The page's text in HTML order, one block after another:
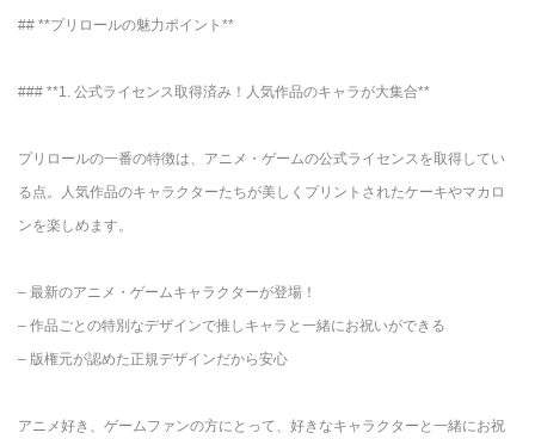
## **プリロールの魅力ポイント**
### **1. 公式ライセンス取得済み！人気作品のキャラが大集合**
プリロールの一番の特徴は、アニメ・ゲームの公式ライセンスを取得してい
る点。人気作品のキャラクターたちが美しくプリントされたケーキやマカロ
ンを楽しめます。
– 最新のアニメ・ゲームキャラクターが登場！
– 作品ごとの特別なデザインで推しキャラと一緒にお祝いができる
– 版権元が認めた正規デザインだから安心
アニメ好き、ゲームファンの方にとって、好きなキャラクターと一緒にお祝